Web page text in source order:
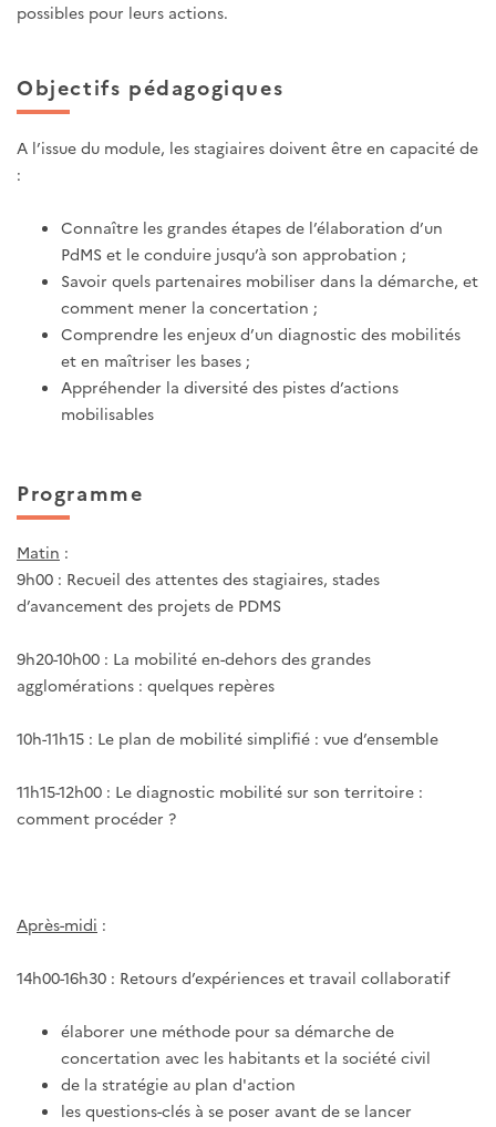
possibles pour leurs actions.
Objectifs pédagogiques
A l’issue du module, les stagiaires doivent être en capacité de
:
Connaître les grandes étapes de l’élaboration d’un
PdMS et le conduire jusqu’à son approbation ;
Savoir quels partenaires mobiliser dans la démarche, et
comment mener la concertation ;
Comprendre les enjeux d’un diagnostic des mobilités
et en maîtriser les bases ;
Appréhender la diversité des pistes d’actions
mobilisables
Programme
Matin :
9h00 : Recueil des attentes des stagiaires, stades
d’avancement des projets de PDMS
9h20-10h00 : La mobilité en-dehors des grandes
agglomérations : quelques repères
10h-11h15 : Le plan de mobilité simplifié : vue d’ensemble
11h15-12h00 : Le diagnostic mobilité sur son territoire :
comment procéder ?
Après-midi :
14h00-16h30 : Retours d’expériences et travail collaboratif
élaborer une méthode pour sa démarche de
concertation avec les habitants et la société civil
de la stratégie au plan d'action
les questions-clés à se poser avant de se lancer